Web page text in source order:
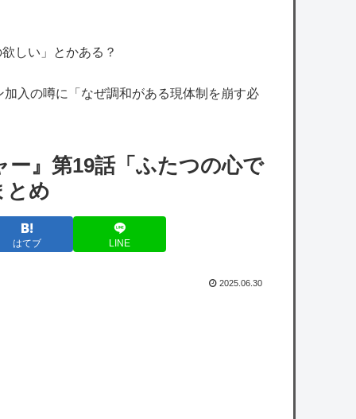
アイドルになれるんだろう
ちから次々と絶賛されるｗｗｗｗ
っかりGTを越えてしまうｗｗｗｗｗ
「感動：S」なのに「ギャグ：S」←これが
立できる漫画ってある？
【悲報】集英社オンライン、1人のシャドウ
しい」とかある？
入の噂に「なぜ調和がある現体制を崩す必
ー』第19話「ふたつの心で
とめ
はてブ LINE
2025.06.30